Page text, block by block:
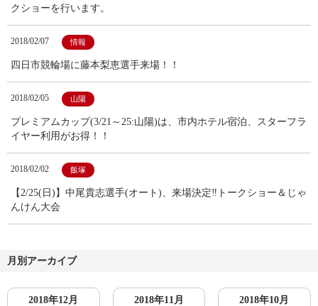
クショーを行います。
2018/02/07 情報
四日市競輪場に藤本梨恵選手来場！！
2018/02/05 山陽
プレミアムカップ(3/21～25:山陽)は、市内ホテル宿泊、スターフラ
イヤー利用がお得！！
2018/02/02 飯塚
【2/25(日)】中尾貴志選手(オート)、来場決定‼トークショー＆じゃ
んけん大会
月別アーカイブ
2018年12月 2018年11月 2018年10月